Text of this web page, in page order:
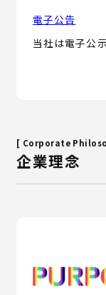
電子公告
当社は電子公
[ Corporate
企業理念